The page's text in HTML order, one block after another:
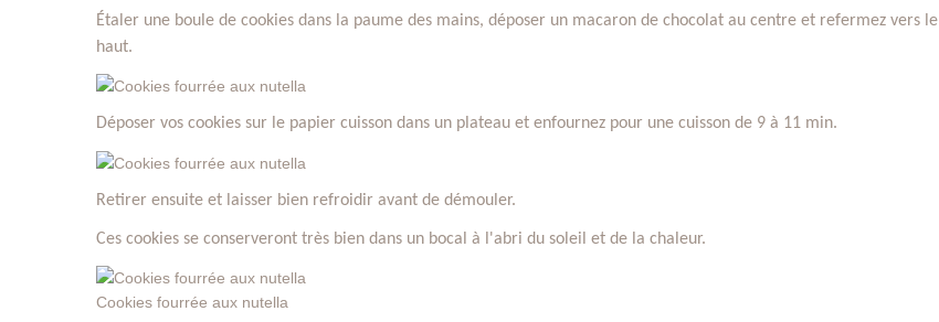
Étaler une boule de cookies dans la paume des mains, déposer un macaron de chocolat au centre et refermez vers le
haut.
Déposer vos cookies sur le papier cuisson dans un plateau et enfournez pour une cuisson de 9 à 11 min.
Retirer ensuite et laisser bien refroidir avant de démouler.
Ces cookies se conserveront très bien dans un bocal à l'abri du soleil et de la chaleur.
Cookies fourrée aux nutella